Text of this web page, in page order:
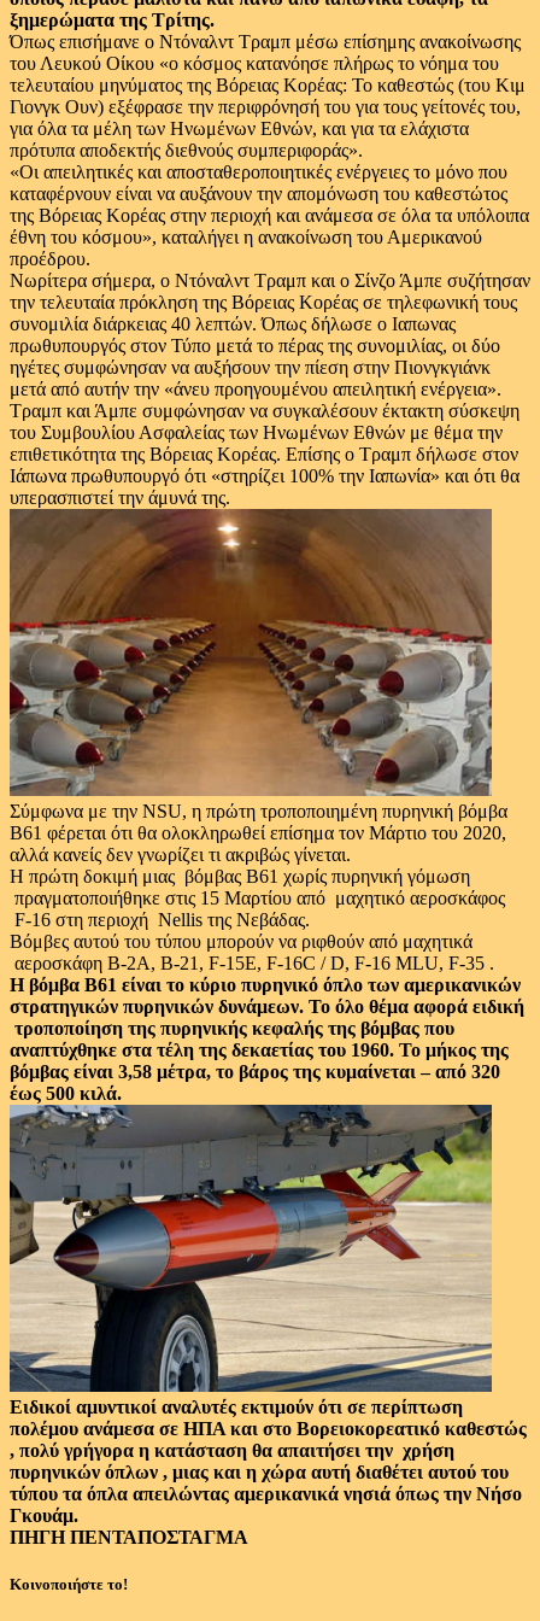
ξημερώματα της Τρίτης.
Όπως επισήμανε ο Ντόναλντ Τραμπ μέσω επίσημης ανακοίνωσης
του Λευκού Οίκου «ο κόσμος κατανόησε πλήρως το νόημα του
τελευταίου μηνύματος της Βόρειας Κορέας: Το καθεστώς (του Κιμ
Γιονγκ Ουν) εξέφρασε την περιφρόνησή του για τους γείτονές του,
για όλα τα μέλη των Ηνωμένων Εθνών, και για τα ελάχιστα
πρότυπα αποδεκτής διεθνούς συμπεριφοράς».
«Οι απειλητικές και αποσταθεροποιητικές ενέργειες το μόνο που
καταφέρνουν είναι να αυξάνουν την απομόνωση του καθεστώτος
της Βόρειας Κορέας στην περιοχή και ανάμεσα σε όλα τα υπόλοιπα
έθνη του κόσμου», καταλήγει η ανακοίνωση του Αμερικανού
προέδρου.
Νωρίτερα σήμερα, ο Ντόναλντ Τραμπ και ο Σίνζο Άμπε συζήτησαν
την τελευταία πρόκληση της Βόρειας Κορέας σε τηλεφωνική τους
συνομιλία διάρκειας 40 λεπτών. Όπως δήλωσε ο Ιαπωνας
πρωθυπουργός στον Τύπο μετά το πέρας της συνομιλίας, οι δύο
ηγέτες συμφώνησαν να αυξήσουν την πίεση στην Πιονγκγιάνκ
μετά από αυτήν την «άνευ προηγουμένου απειλητική ενέργεια».
Τραμπ και Άμπε συμφώνησαν να συγκαλέσουν έκτακτη σύσκεψη
του Συμβουλίου Ασφαλείας των Ηνωμένων Εθνών με θέμα την
επιθετικότητα της Βόρειας Κορέας. Επίσης ο Τραμπ δήλωσε στον
Ιάπωνα πρωθυπουργό ότι «στηρίζει 100% την Ιαπωνία» και ότι θα
υπερασπιστεί την άμυνά της.
Σύμφωνα με την NSU, η πρώτη τροποποιημένη πυρηνική βόμβα
B61 φέρεται ότι θα ολοκληρωθεί επίσημα τον Μάρτιο του 2020,
αλλά κανείς δεν γνωρίζει τι ακριβώς γίνεται.
Η πρώτη δοκιμή μιας βόμβας B61 χωρίς πυρηνική γόμωση
πραγματοποιήθηκε στις 15 Μαρτίου από μαχητικό αεροσκάφος
F-16 στη περιοχή Nellis της Νεβάδας.
Βόμβες αυτού του τύπου μπορούν να ριφθούν από μαχητικά
αεροσκάφη Β-2Α, Β-21, F-15E, F-16C / D, F-16 MLU, F-35 .
Η βόμβα B61 είναι το κύριο πυρηνικό όπλο των αμερικανικών
στρατηγικών πυρηνικών δυνάμεων. Το όλο θέμα αφορά ειδική
τροποποίηση της πυρηνικής κεφαλής της βόμβας που
αναπτύχθηκε στα τέλη της δεκαετίας του 1960. Το μήκος της
βόμβας είναι 3,58 μέτρα, το βάρος της κυμαίνεται – από 320
έως 500 κιλά.
Ειδικοί αμυντικοί αναλυτές εκτιμούν ότι σε περίπτωση
πολέμου ανάμεσα σε ΗΠΑ και στο Βορειοκορεατικό καθεστώς
, πολύ γρήγορα η κατάσταση θα απαιτήσει την χρήση
πυρηνικών όπλων , μιας και η χώρα αυτή διαθέτει αυτού του
τύπου τα όπλα απειλώντας αμερικανικά νησιά όπως την Νήσο
Γκουάμ.
ΠΗΓΗ ΠΕΝΤΑΠΟΣΤΑΓΜΑ
Κοινοποιήστε το!